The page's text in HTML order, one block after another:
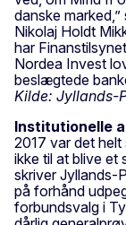
danske
Nikolaj Holdt
har
Nordea Invest
beslægtede
Kilde: Jyllands-
Institutionelle
2017 var det
ikke til at blive et
skriver Jyllands-
på forhånd
forbundsvalg i